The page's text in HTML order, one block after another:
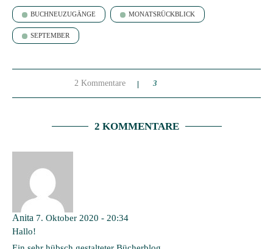
BUCHNEUZUGÄNGE MONATSRÜCKBLICK
SEPTEMBER
2 Kommentare 3
2 KOMMENTARE
Anita 7. Oktober 2020 - 20:34
Hallo!